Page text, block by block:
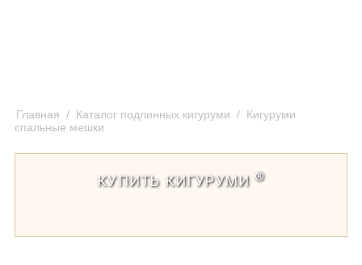
Главная / Каталог подлинных кигуруми / Кигуруми
спальные мешки
КУПИТЬ КИГУРУМИ ®